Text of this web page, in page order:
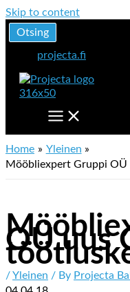
Skip to content
Otsing
projecta.fi
Home
Yleinen
Mööbliexpert Gruppi
OÜ uus
/Yleinen / By Projecta